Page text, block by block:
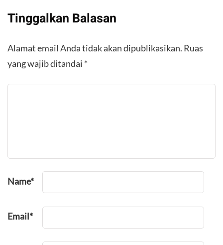
Tinggalkan Balasan
Alamat email Anda tidak akan dipublikasikan. Ruas
yang wajib ditandai *
Name*
Email*